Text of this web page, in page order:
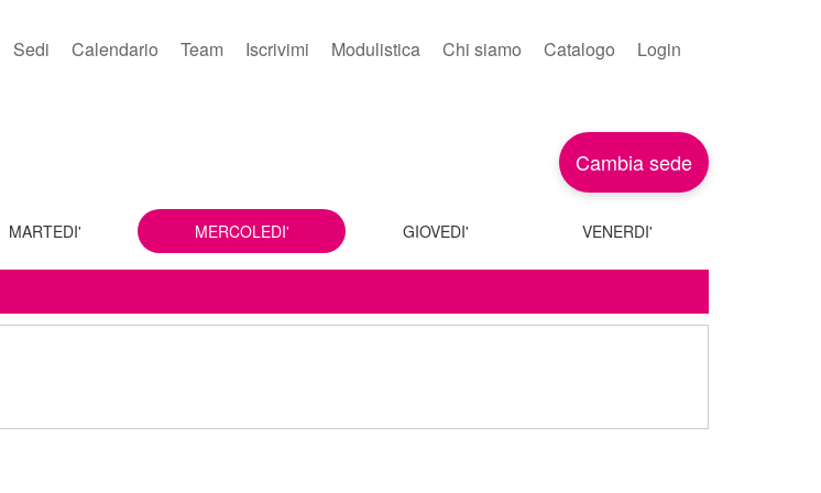
Sedi Calendario Team Iscrivimi Modulistica Chi siamo Catalogo Login
Cambia sede
MARTEDI' MERCOLEDI' GIOVEDI' VENERDI'